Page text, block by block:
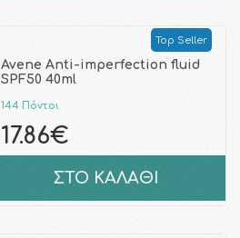
Top Seller
Avene Anti-imperfection fluid
SPF50 40ml
144 Πόντοι
17.86€
ΣΤΟ ΚΑΛΑΘΙ